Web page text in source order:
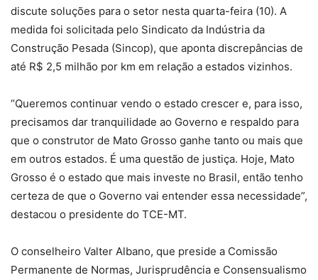
discute soluções para o setor nesta quarta-feira (10). A
medida foi solicitada pelo Sindicato da Indústria da
Construção Pesada (Sincop), que aponta discrepâncias de
até R$ 2,5 milhão por km em relação a estados vizinhos.
“Queremos continuar vendo o estado crescer e, para isso,
precisamos dar tranquilidade ao Governo e respaldo para
que o construtor de Mato Grosso ganhe tanto ou mais que
em outros estados. É uma questão de justiça. Hoje, Mato
Grosso é o estado que mais investe no Brasil, então tenho
certeza de que o Governo vai entender essa necessidade”,
destacou o presidente do TCE-MT.
O conselheiro Valter Albano, que preside a Comissão
Permanente de Normas, Jurisprudência e Consensualismo